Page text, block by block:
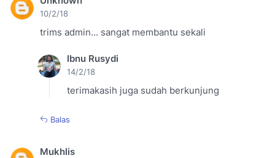
10/2/18
trims admin... sangat membantu sekali
Ibnu Rusydi
14/2/18
terimakasih juga sudah berkunjung
Balas
Mukhlis